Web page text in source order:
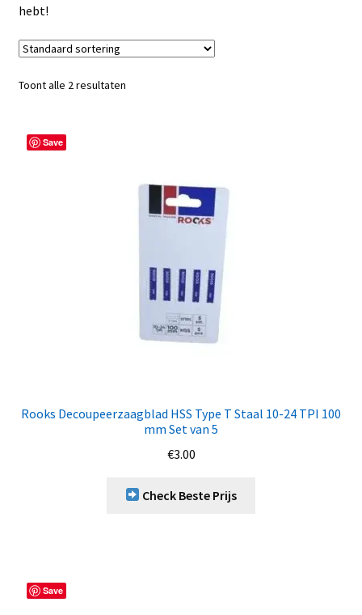
Videos
Winkelwagen
hebt!
Toont alle 2 resultaten
Save
Rooks Decoupeerzaagblad HSS Type T Staal 10-24 TPI 100
mm Set van 5
€3.00
Check Beste Prijs
Save